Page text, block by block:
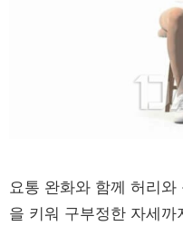
요통 완화와 함께 허리
을 키워 구부정한 자세